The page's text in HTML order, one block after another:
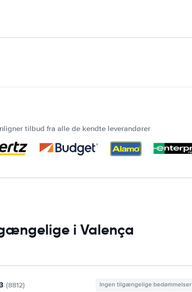
tilbud fra alle de kendte leverandører
i Valença
(8812) Ingen tilgængelige bedømmelser